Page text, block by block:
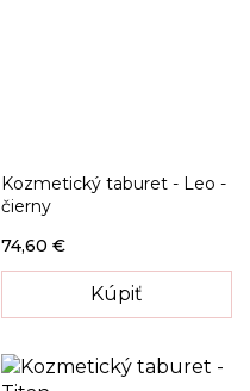
Kozmetický taburet - Leo -
čierny
74,60 €
Kúpiť